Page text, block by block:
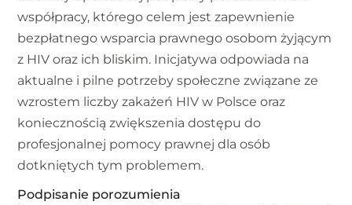
współpracy, którego celem jest zapewnienie
bezpłatnego wsparcia prawnego osobom żyjącym
z HIV oraz ich bliskim. Inicjatywa odpowiada na
aktualne i pilne potrzeby społeczne związane ze
wzrostem liczby zakażeń HIV w Polsce oraz
koniecznością zwiększenia dostępu do
profesjonalnej pomocy prawnej dla osób
dotkniętych tym problemem.
Podpisanie porozumienia